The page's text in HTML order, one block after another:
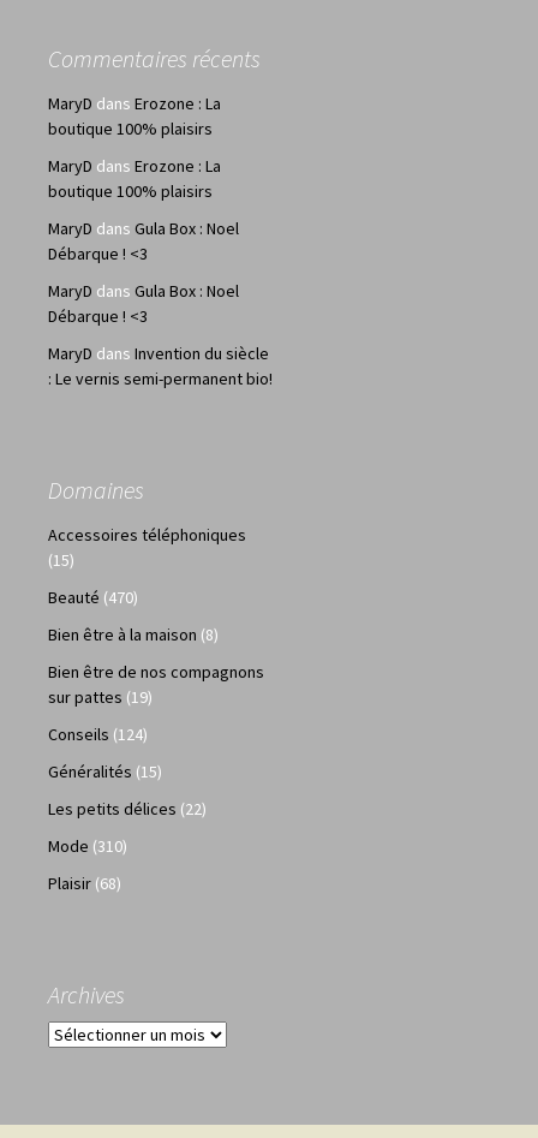
Commentaires récents
MaryD dans Erozone : La
boutique 100% plaisirs
MaryD dans Erozone : La
boutique 100% plaisirs
MaryD dans Gula Box : Noel
Débarque ! <3
MaryD dans Gula Box : Noel
Débarque ! <3
MaryD dans Invention du siècle
: Le vernis semi-permanent bio!
Domaines
Accessoires téléphoniques
(15)
Beauté (470)
Bien être à la maison (8)
Bien être de nos compagnons
sur pattes (19)
Conseils (124)
Généralités (15)
Les petits délices (22)
Mode (310)
Plaisir (68)
Archives
Archives